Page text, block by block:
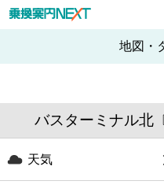
地図・
バスターミナル北
天気